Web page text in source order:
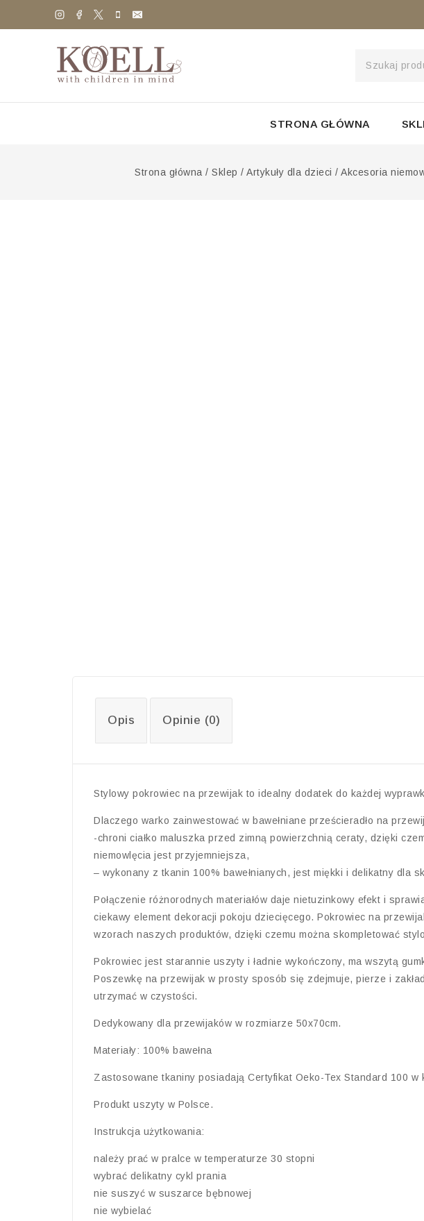
STRONA GŁÓWNA
Strona główna / Sklep / Artykuły dla dzieci / Akcesoria
Opis Opinie (0)
Stylowy pokrowiec na przewijak to idealny dodatek do każdej
Dlaczego warko zainwestować w bawełniane prześcieradło na
-chroni ciałko maluszka przed zimną powierzchnią ceraty, dzięki
niemowlęcia jest przyjemniejsza,
– wykonany z tkanin 100% bawełnianych, jest miękki i delikatny dla
Połączenie różnorodnych materiałów daje nietuzinkowy efekt i
ciekawy element dekoracji pokoju dziecięcego. Pokrowiec na
wzorach naszych produktów, dzięki czemu można skompletować
Pokrowiec jest starannie uszyty i ładnie wykończony, ma wszytą
Poszewkę na przewijak w prosty sposób się zdejmuje, pierze i
utrzymać w czystości.
Dedykowany dla przewijaków w rozmiarze 50x70cm.
Materiały: 100% bawełna
Zastosowane tkaniny posiadają Certyfikat Oeko-Tex Standard 100 w
Produkt uszyty w Polsce.
Instrukcja użytkowania:
należy prać w pralce w temperaturze 30 stopni
wybrać delikatny cykl prania
nie suszyć w suszarce bębnowej
nie wybielać